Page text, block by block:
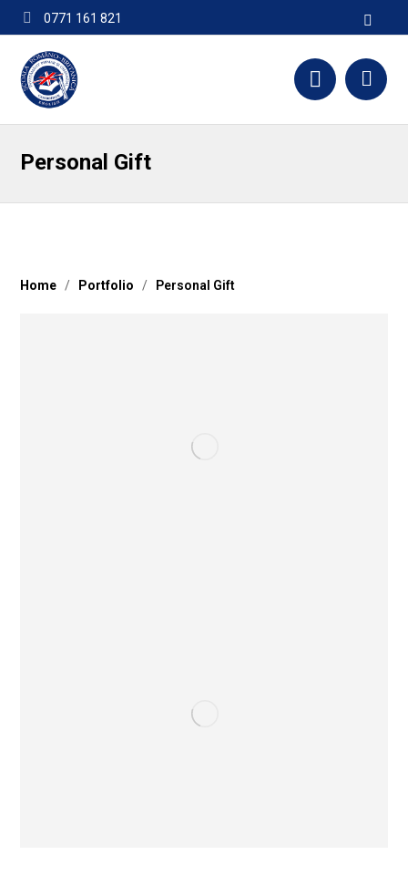
0771 161 821
contact@scoalabritanica.ro
Personal Gift
Home / Portfolio / Personal Gift